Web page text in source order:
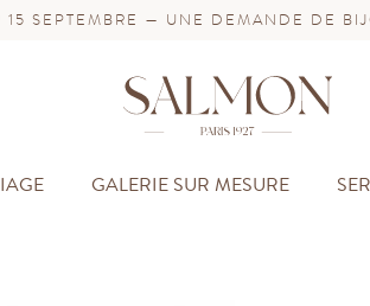
15 SEPTEMBRE — UNE DEMANDE DE
GALERIE SUR MESURE